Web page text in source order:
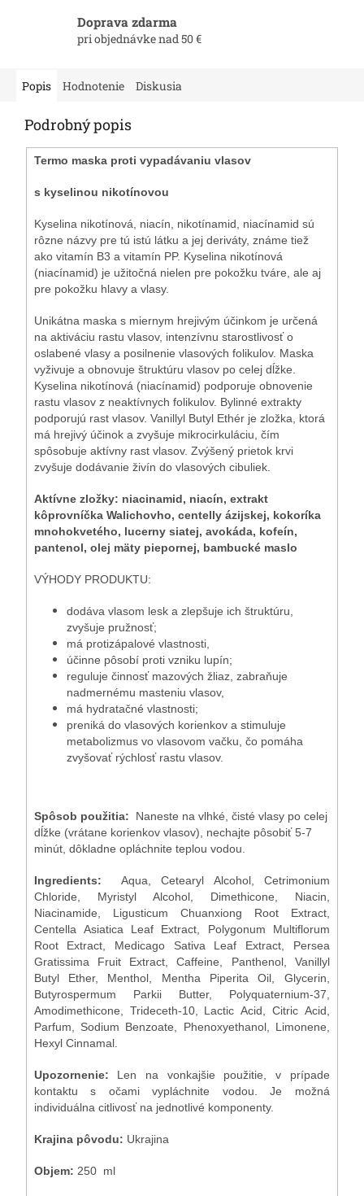
Doprava zdarma
pri objednávke nad 50 €
Popis Hodnotenie Diskusia
Podrobný popis
Termo maska proti vypadávaniu vlasov
s kyselinou nikotínovou
Kyselina nikotínová, niacín, nikotínamid, niacínamid sú
rôzne názvy pre tú istú látku a jej deriváty, známe tiež
ako vitamín B3 a vitamín PP. Kyselina nikotínová
(niacínamid) je užitočná nielen pre pokožku tváre, ale aj
pre pokožku hlavy a vlasy.
Unikátna maska s miernym hrejivým účinkom je určená
na aktiváciu rastu vlasov, intenzívnu starostlivosť o
oslabené vlasy a posilnenie vlasových folikulov. Maska
vyživuje a obnovuje štruktúru vlasov po celej dĺžke.
Kyselina nikotínová (niacínamid) podporuje obnovenie
rastu vlasov z neaktívnych folikulov. Bylinné extrakty
podporujú rast vlasov. Vanillyl Butyl Ethér je zložka, ktorá
má hrejivý účinok a zvyšuje mikrocirkuláciu, čím
spôsobuje aktívny rast vlasov. Zvýšený prietok krvi
zvyšuje dodávanie živín do vlasových cibuliek.
Aktívne zložky: niacinamid, niacín, extrakt
kôprovníčka Walichovho, centelly ázijskej, kokoríka
mnohokvetého, lucerny siatej, avokáda, kofeín,
pantenol, olej mäty piepornej, bambucké maslo
VÝHODY PRODUKTU:
dodáva vlasom lesk a zlepšuje ich štruktúru,
zvyšuje pružnosť;
má protizápalové vlastnosti,
účinne pôsobí proti vzniku lupín;
reguluje činnosť mazových žliaz, zabraňuje
nadmernému masteniu vlasov,
má hydratačné vlastnosti;
preniká do vlasových korienkov a stimuluje
metabolizmus vo vlasovom vačku, čo pomáha
zvyšovať rýchlosť rastu vlasov.
Spôsob použitia:
Naneste na vlhké, čisté vlasy po celej
dĺžke (vrátane korienkov vlasov), nechajte pôsobiť 5-7
minút, dôkladne opláchnite teplou vodou.
Ingredients:
Aqua, Cetearyl Alcohol, Cetrimonium
Chloride, Myristyl Alcohol, Dimethicone, Niacin,
Niacinamide, Ligusticum Chuanxiong Root Extract,
Centella Asiatica Leaf Extract, Polygonum Multiflorum
Root Extract, Medicago Sativa Leaf Extract, Persea
Gratissima Fruit Extract, Caffeine, Panthenol, Vanillyl
Butyl Ether, Menthol, Mentha Piperita Oil, Glycerin,
Butyrospermum Parkii Butter, Polyquaternium-37,
Amodimethicone, Trideceth-10, Lactic Acid, Citric Acid,
Parfum, Sodium Benzoate, Phenoxyethanol, Limonene,
Hexyl Cinnamal.
Upozornenie: Len na vonkajšie použitie, v prípade
kontaktu s očami vypláchnite vodou. Je možná
individuálna citlivosť na jednotlivé komponenty.
Krajina pôvodu: Ukrajina
Objem: 250 ml